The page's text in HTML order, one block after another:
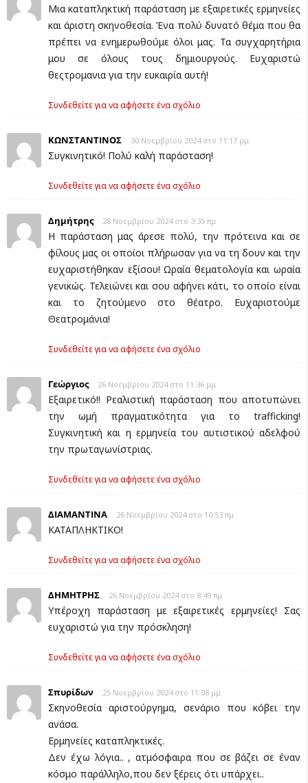
Μια καταπληκτική παράσταση με εξαιρετικές ερμηνείες
και άριστη σκηνοθεσία. Ένα πολύ δυνατό θέμα που θα
πρέπει να ενημερωθούμε όλοι μας. Τα συγχαρητήρια
μου σε όλους τους δημιουργούς. Ευχαριστώ
θεςτρομανια για την ευκαιρία αυτή!
Συνδεθείτε για να αφήσετε ένα σχόλιο
ΚΩΝΣΤΑΝΤΙΝΟΣ 30 Νοεμβρίου 2024 στο 11:17 μμ
Συγκινητικό! Πολύ καλή παράσταση!
Συνδεθείτε για να αφήσετε ένα σχόλιο
Δημήτρης 28 Νοεμβρίου 2024 στο 3:35 πμ
Η παράσταση μας άρεσε πολύ, την πρότεινα και σε
φίλους μας οι οποίοι πλήρωσαν για να τη δουν και την
ευχαριστήθηκαν εξίσου! Ωραία θεματολογία και ωραία
γενικώς. Τελειώνει και σου αφήνει κάτι, το οποίο είναι
και το ζητούμενο στο θέατρο. Ευχαριστούμε
Θεατρομάνια!
Συνδεθείτε για να αφήσετε ένα σχόλιο
Γεώργιος 26 Νοεμβρίου 2024 στο 11:36 μμ
Εξαιρετικό!! Ρεαλιστική παράσταση που αποτυπώνει
την ωμή πραγματικότητα για το trafficking!
Συγκινητική και η ερμηνεία του αυτιστικού αδελφού
την πρωταγωνίστριας.
Συνδεθείτε για να αφήσετε ένα σχόλιο
ΔΙΑΜΑΝΤΙΝΑ 26 Νοεμβρίου 2024 στο 10:53 πμ
ΚΑΤΑΠΛΗΚΤΙΚΟ!
Συνδεθείτε για να αφήσετε ένα σχόλιο
ΔΗΜΗΤΡΗΣ 26 Νοεμβρίου 2024 στο 8:49 πμ
Υπέροχη παράσταση με εξαιρετικές ερμηνείες! Σας
ευχαριστώ για την πρόσκληση!
Συνδεθείτε για να αφήσετε ένα σχόλιο
Σπυρίδων 25 Νοεμβρίου 2024 στο 11:08 μμ
Σκηνοθεσία αριστούργημα, σενάριο που κόβει την
ανάσα.
Ερμηνείες καταπληκτικές.
Δεν έχω λόγια.. , ατμόσφαιρα που σε βάζει σε έναν
κόσμο παράλληλο,που δεν ξέρεις ότι υπάρχει..